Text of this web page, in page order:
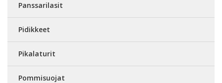
Panssarilasit
Pidikkeet
Pikalaturit
Pommisuojat